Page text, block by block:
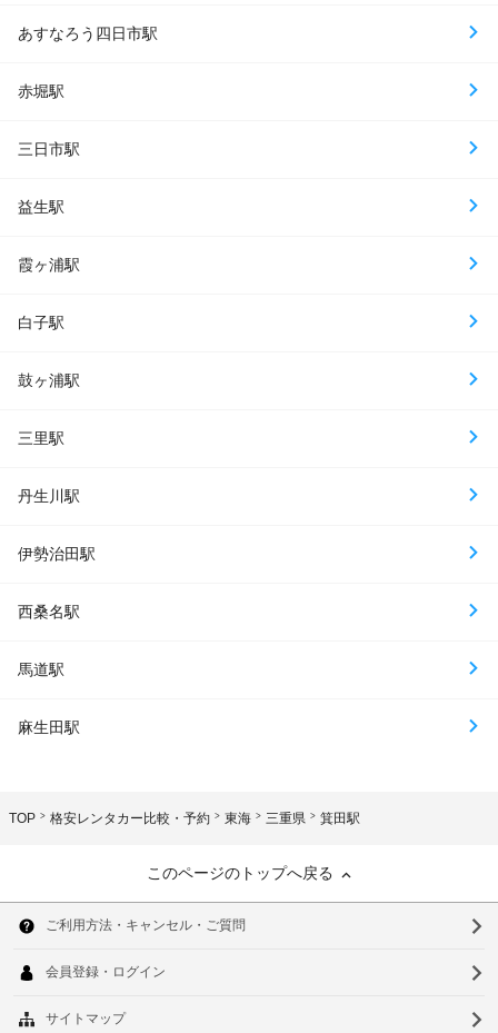
あすなろう四日市駅
赤堀駅
三日市駅
益生駅
霞ヶ浦駅
白子駅
鼓ヶ浦駅
三里駅
丹生川駅
伊勢治田駅
西桑名駅
馬道駅
麻生田駅
TOP 格安レンタカー比較・予約 東海 三重県 箕田駅
このページのトップへ戻る